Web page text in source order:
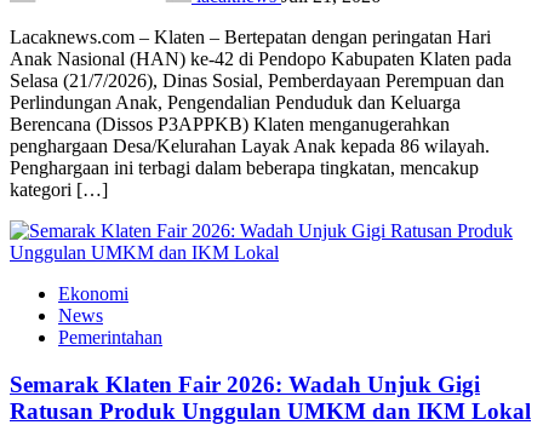
Lacaknews.com – Klaten – Bertepatan dengan peringatan Hari
Anak Nasional (HAN) ke-42 di Pendopo Kabupaten Klaten pada
Selasa (21/7/2026), Dinas Sosial, Pemberdayaan Perempuan dan
Perlindungan Anak, Pengendalian Penduduk dan Keluarga
Berencana (Dissos P3APPKB) Klaten menganugerahkan
penghargaan Desa/Kelurahan Layak Anak kepada 86 wilayah.
Penghargaan ini terbagi dalam beberapa tingkatan, mencakup
kategori […]
Ekonomi
News
Pemerintahan
Semarak Klaten Fair 2026: Wadah Unjuk Gigi
Ratusan Produk Unggulan UMKM dan IKM Lokal